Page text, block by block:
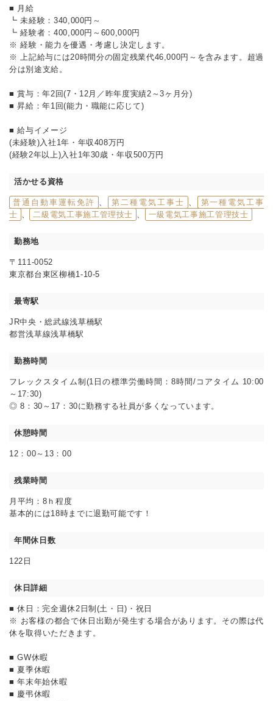
■ 月給
┗ 未経験：340,000円～
┗ 経験者：400,000円～600,000円
※ 経験・能力を優遇・考慮し決定します。
※ 上記給与には20時間分の固定残業代46,000円～を含みます。超過
分は別途支給。
■ 賞与：年2回(7・12月／昨年度実績2～3ヶ月分)
■ 昇給：年1回(能力・職能に応じて)
■ 給与イメージ
(未経験)入社1年・年収408万円
(経験2年以上)入社1年30歳・年収500万円
活かせる資格
普通自動車運転免許 、 第二種電気工事士 、
第一種電気工事
士 、 二級電気工事施工管理技士 、 一級電気工事施工管理技士
勤務地
〒111-0052
東京都台東区柳橋1-10-5
最寄駅
JR中央・総武線浅草橋駅
都営浅草線浅草橋駅
勤務時間
フレックスタイム制(1日の標準労働時間：8時間/コアタイム 10:00
～17:30)
◎ 8：30～17：30に勤務する社員が多くなっています。
休憩時間
12：00～13：00
残業時間
月平均：8ｈ程度
基本的には18時までに退勤可能です！
年間休日数
122日
休日詳細
■ 休日：完全週休2日制(土・日)・祝日
※ お客様の都合で休日出勤が発生する場合があります。その際は代
休を取得いただきます。
■ GW休暇
■ 夏季休暇
■ 年末年始休暇
■ 慶弔休暇